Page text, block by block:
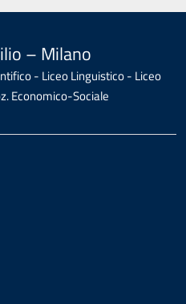
– Milano
- Liceo Linguistico - Liceo
Economico-Sociale